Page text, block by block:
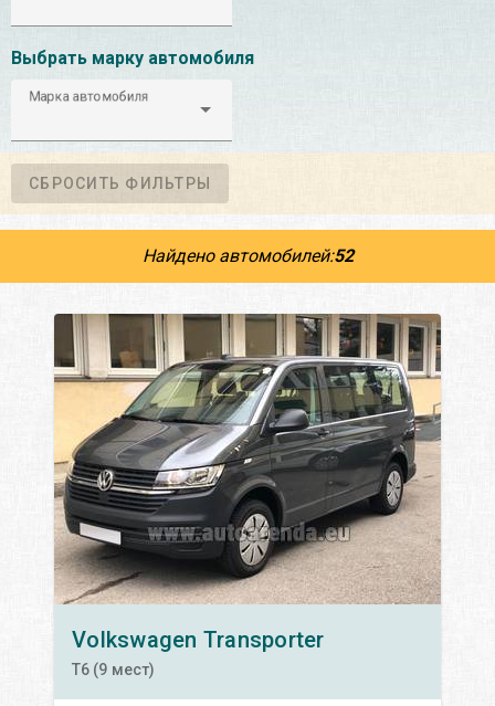
Выбрать марку автомобиля
Марка автомобиля
СБРОСИТЬ ФИЛЬТРЫ
Найдено автомобилей:52
Volkswagen Transporter
T6 (9 мест)